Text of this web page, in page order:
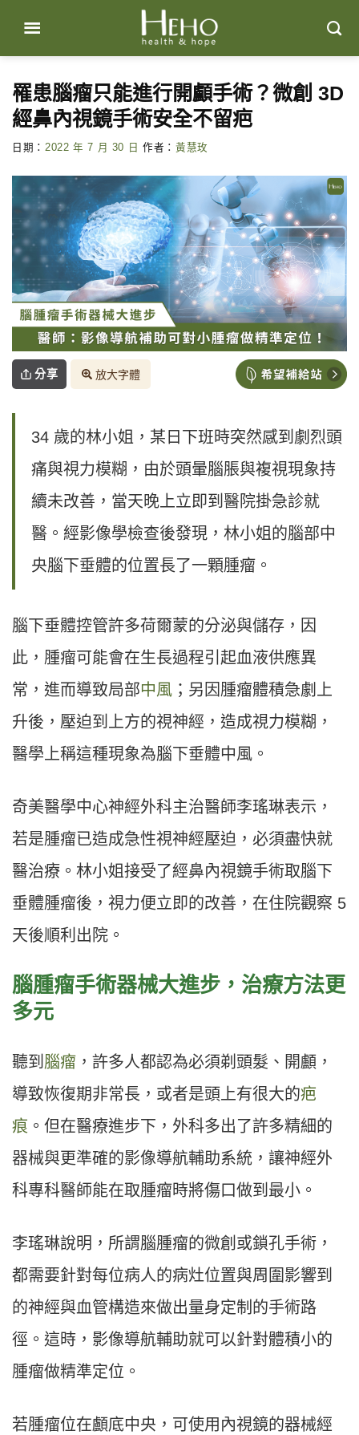
content
罹患腦瘤只能進行開顱手術？微創 3D
經鼻內視鏡手術安全不留疤
日期： 2022 年 7 月 30 日 作者： 黃慧玫
分享 放大字體
34 歲的林小姐，某日下班時突然感到劇烈頭
痛與視力模糊，由於頭暈腦脹與複視現象持
續未改善，當天晚上立即到醫院掛急診就
醫。經影像學檢查後發現，林小姐的腦部中
央腦下垂體的位置長了一顆腫瘤。
腦下垂體控管許多荷爾蒙的分泌與儲存，因
此，腫瘤可能會在生長過程引起血液供應異
常，進而導致局部中風 ；另因腫瘤體積急劇上
升後，壓迫到上方的視神經，造成視力模糊，
醫學上稱這種現象為腦下垂體中風。
奇美醫學中心神經外科主治醫師李瑤琳表示，
若是腫瘤已造成急性視神經壓迫，必須盡快就
醫治療。林小姐接受了經鼻內視鏡手術取腦下
垂體腫瘤後，視力便立即的改善，在住院觀察 5
天後順利出院。
腦腫瘤手術器械大進步，治療方法更
多元
聽到 腦瘤 ，許多人都認為必須剃頭髮、開顱，
導致恢復期非常長，或者是頭上有很大的疤
痕 。但在醫療進步下，外科多出了許多精細的
器械與更準確的影像導航輔助系統，讓神經外
科專科醫師能在取腫瘤時將傷口做到最小。
李瑤琳說明，所謂腦腫瘤的微創或鎖孔手術，
都需要針對每位病人的病灶位置與周圍影響到
的神經與血管構造來做出量身定制的手術路
徑。這時，影像導航輔助就可以針對體積小的
腫瘤做精準定位。
若腫瘤位在顱底中央，可使用內視鏡的器械經